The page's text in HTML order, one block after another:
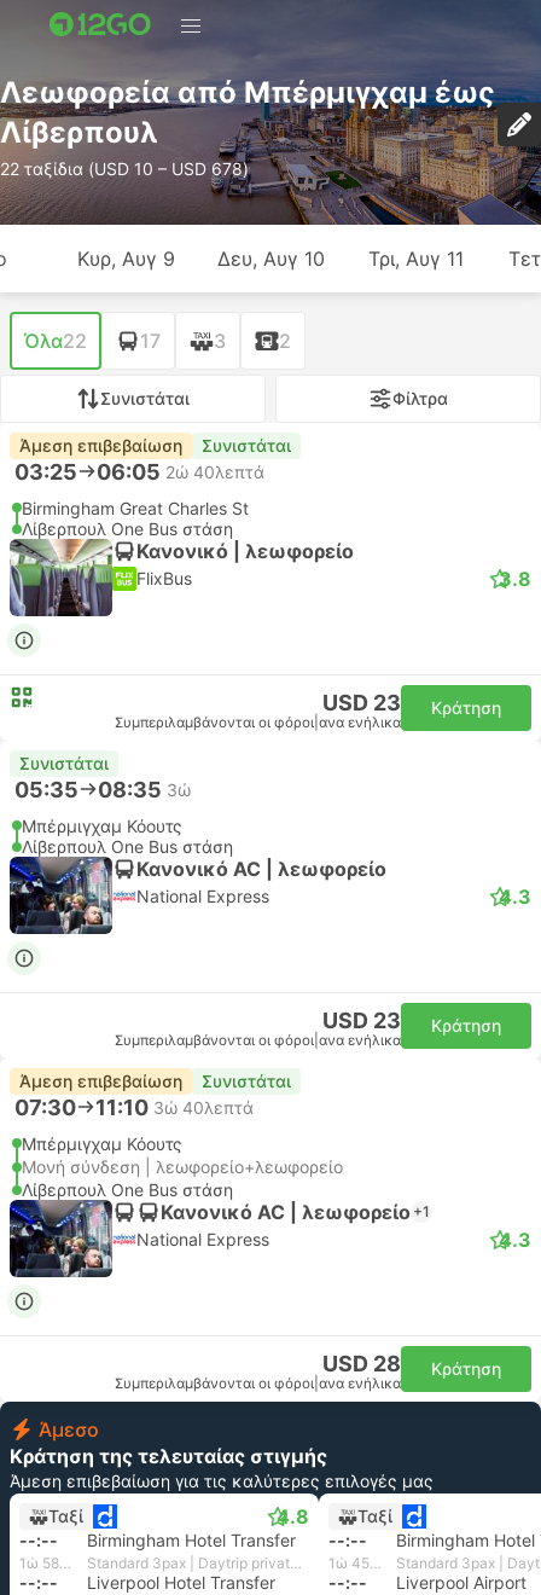
Λεωφορεία από Μπέρμιγχαμ έως
Λίβερπουλ
22 ταξίδια (USD 10 – USD 678)
Κυρ, Αυγ 9 Δευ, Αυγ 10 Τρι, Αυγ 11
Όλα22 17 3 2
Συνιστάται Φίλτρα
Άμεση επιβεβαίωση Συνιστάται
03:25 06:05 2ώ 40λεπτά
Birmingham Great Charles St
Λίβερπουλ One Bus στάση
Κανονικό | λεωφορείο
FlixBus 3.8
USD 23
Συμπεριλαμβάνονται οι φόροι ανα ενήλικα
Κράτηση
Συνιστάται
05:35 08:35 3ώ
Μπέρμιγχαμ Κόουτς
Λίβερπουλ One Bus στάση
Κανονικό AC | λεωφορείο
National Express 4.3
USD 23
Συμπεριλαμβάνονται οι φόροι ανα ενήλικα
Κράτηση
Άμεση επιβεβαίωση Συνιστάται
07:30 11:10 3ώ 40λεπτά
Μπέρμιγχαμ Κόουτς
Μονή σύνδεση | λεωφορείο+λεωφορείο
Λίβερπουλ One Bus στάση
Κανονικό AC | λεωφορείο +1
National Express 4.3
USD 28
Συμπεριλαμβάνονται οι φόροι ανα ενήλικα
Κράτηση
Άμεσο
Κράτηση της τελευταίας στιγμής
Άμεση επιβεβαίωση για τις καλύτερες επιλογές μας
Ταξί
4.8
--:-- Birmingham Hotel Transfer
1ώ 58λεπτά Standard 3pax | Daytrip private transfer with English speaking driver
--:-- Liverpool Hotel Transfer
Ταξί
--:--
Birmingham Hotel
1ώ 45λεπτά
--:-- Liverpool Airport